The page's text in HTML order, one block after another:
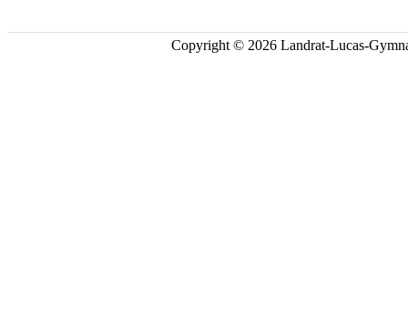
Copyright © 2026 Landrat-Lucas-